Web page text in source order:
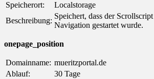
Speicherort:
Localstorage
Beschreibung:
Speichert, dass der
Navigation gestartet wurde.
onepage_position
Domainname: mueritzportal.de
Ablauf:
30 Tage